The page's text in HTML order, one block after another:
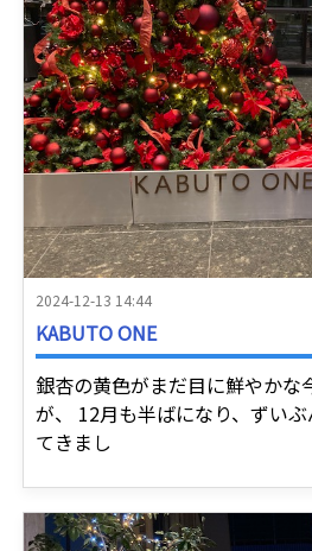
2024-12-13 14:44
KABUTO ONE
銀杏の黄色がまだ目に鮮やかな
が、 12月も半ばになり、ずい
てきまし